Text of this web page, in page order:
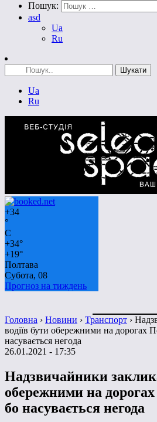
Пошук:
asd
Ua
Ru
Ua
Ru
+34
°
C
+34°
+19°
Полтава
Субота, 08
Прогноз на тиждень
Головна › Новини › Транспорт ›
водіїв бути обережними на дорогах
насувається негода
26.01.2021 - 17:35
Надзвичайники
обережними на
бо насувається негода